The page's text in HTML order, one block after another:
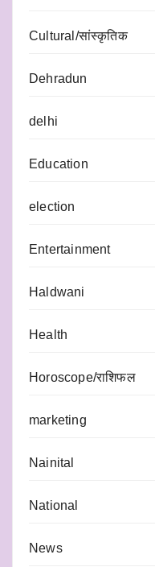
Cultural/सांस्कृतिक
Dehradun
delhi
Education
election
Entertainment
Haldwani
Health
Horoscope/राशिफल
marketing
Nainital
National
News